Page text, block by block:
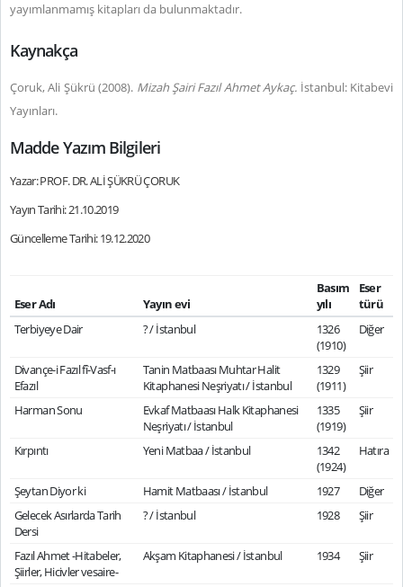
yayımlanmamış kitapları da bulunmaktadır.
Kaynakça
Çoruk, Ali Şükrü (2008). Mizah Şairi Fazıl Ahmet Aykaç. İstanbul: Kitabevi
Yayınları.
Madde Yazım Bilgileri
Yazar: PROF. DR. ALİ ŞÜKRÜ ÇORUK
Yayın Tarihi: 21.10.2019
Güncelleme Tarihi: 19.12.2020
Eser Adı Yayın evi
Basım
yılı
Eser
türü
Terbiyeye Dair
? / İstanbul
1326
(1910)
Diğer
Divançe-i Fazıl fî-Vasf-ı
Efazıl
Tanin Matbaası Muhtar Halit
Kitaphanesi Neşriyatı / İstanbul
1329
(1911)
Şiir
Harman Sonu
Evkaf Matbaası Halk Kitaphanesi
Neşriyatı / İstanbul
1335
(1919)
Şiir
Kırpıntı Yeni Matbaa / İstanbul
1342
(1924)
Hatıra
Şeytan Diyor ki Hamit Matbaası / İstanbul 1927
Diğer
Gelecek Asırlarda Tarih
Dersi
? / İstanbul 1928 Şiir
Fazıl Ahmet -Hitabeler,
Şiirler, Hicivler vesaire-
Akşam Kitaphanesi / İstanbul 1934 Şiir